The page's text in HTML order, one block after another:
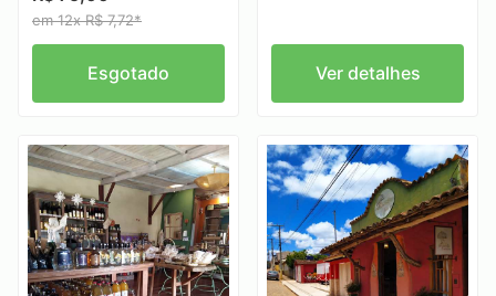
em 12x R$ 7,72*
Esgotado Ver detalhes